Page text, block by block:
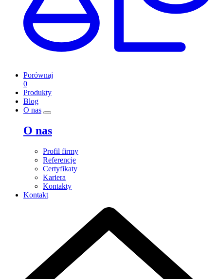
Porównaj
0
Produkty
Blog
O nas
O nas
Profil firmy
Referencje
Certyfikaty
Kariera
Kontakty
Kontakt